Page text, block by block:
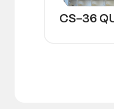
CS-36